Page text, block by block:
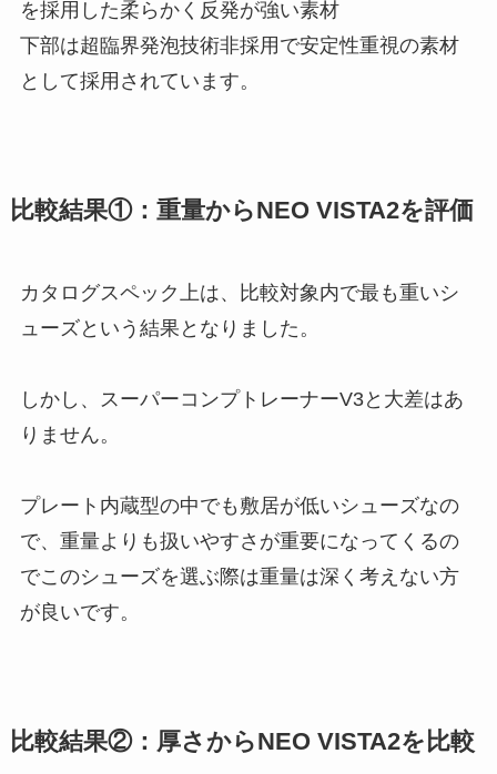
を採用した柔らかく反発が強い素材
下部は超臨界発泡技術非採用で安定性重視の素材
として採用されています。
比較結果①：重量からNEO VISTA2を評価
カタログスペック上は、比較対象内で最も重いシ
ューズという結果となりました。
しかし、スーパーコンプトレーナーV3と大差はあ
りません。
プレート内蔵型の中でも敷居が低いシューズなの
で、重量よりも扱いやすさが重要になってくるの
でこのシューズを選ぶ際は重量は深く考えない方
が良いです。
比較結果②：厚さからNEO VISTA2を比較